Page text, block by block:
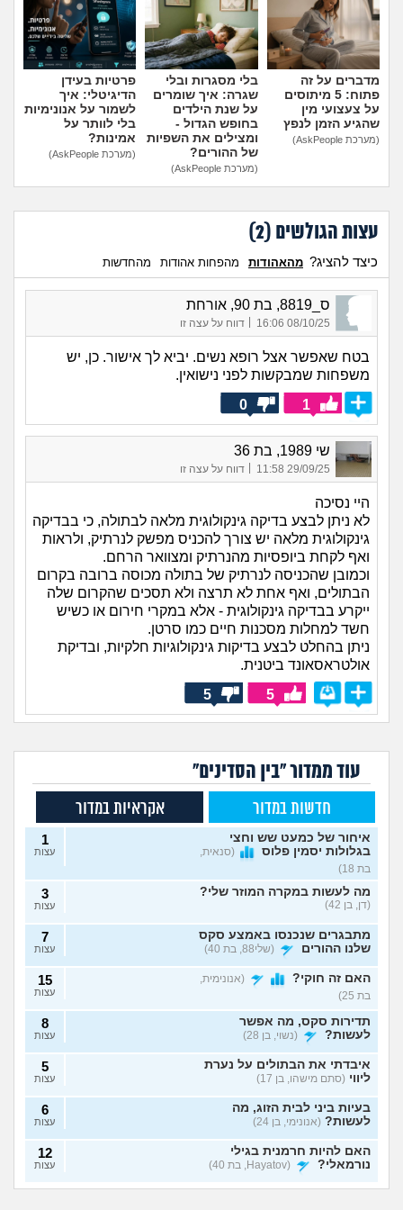
מה שעובר עליי
שומרים על הגוף
פיננסי וכלכלה
בין הסדינים
חיות מחמד
גאווה
מדברים על זה
פתוח: 5 מיתוסים
על צעצועי מין
שהגיע הזמן לנפץ
(מערכת AskPeople)
בלי מסגרות ובלי
שגרה: איך שומרים
על שנת הילדים
בחופש הגדול -
ומצילים את השפיות
של ההורים?
(מערכת AskPeople)
פרטיות בעידן
הדיגיטלי: איך
לשמור על אנונימיות
בלי לוותר על
אמינות?
(מערכת AskPeople)
עצות הגולשים (2
)
כיצד להציג? מהאהודות מהפחות אהודות מהחדשות
ס_8819, בת 90, אורחת
08/10/25 16:06
| דווח על עצה זו
בטח שאפשר אצל רופא נשים. יביא לך אישור. כן, יש
משפחות שמבקשות לפני נישואין.
1
0
שי 1989, בת 36
29/09/25 11:58 דווח על עצה זו
היי נסיכה
לא ניתן לבצע בדיקה גינקולוגית מלאה לבתולה, כי בבדיקה
גינקולוגית מלאה יש צורך להכניס מפשק לנרתיק, ולראות
ואף לקחת ביופסיות מהנרתיק ומצוואר הרחם.
וכמובן שהכניסה לנרתיק של בתולה מכוסה ברובה בקרום
הבתולים, ואף אחת לא תרצה ולא תסכים שהקרום שלה
ייקרע בבדיקה גינקולוגית - אלא במקרי חירום או כשיש
חשד למחלות מסכנות חיים כמו סרטן.
ניתן בהחלט לבצע בדיקות גינקולוגיות חלקיות, ובדיקת
אולטראסאונד ביטנית.
5
5
עוד ממדור "בין הסדינים"
חדשות במדור אקראיות במדור
איחור של כמעט שש וחצי
בגלולות יסמין פלוס
(סנאית,
בת 18)
1
עצות
מה לעשות במקרה המוזר שלי?
(דן, בן 42)
3
עצות
מתבגרים שנכנסו באמצע סקס
שלנו ההורים
(שלי88, בת 40)
7
עצות
האם זה חוקי?
(אנונימית,
בת 25)
15
עצות
תדירות סקס, מה אפשר
לעשות?
(נשוי, בן 28)
8
עצות
איבדתי את הבתולים על נערת
ליווי (סתם מישהו, בן 17)
5
עצות
בעיות ביני לבית הזוג, מה
לעשות? (אנונימי, בן 24)
6
עצות
האם להיות חרמנית בגילי
נורמאלי?
(Hayatov, בת 40)
12
עצות
נפרדנו ברע ויש אצלו
שכבתי עם מלא